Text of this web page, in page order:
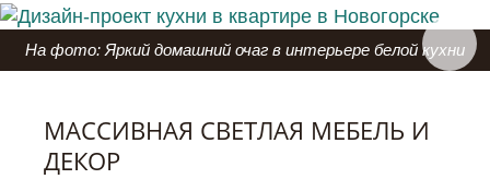
На фото: Яркий домашний очаг в интерьере белой кухни
МАССИВНАЯ СВЕТЛАЯ МЕБЕЛЬ И
ДЕКОР